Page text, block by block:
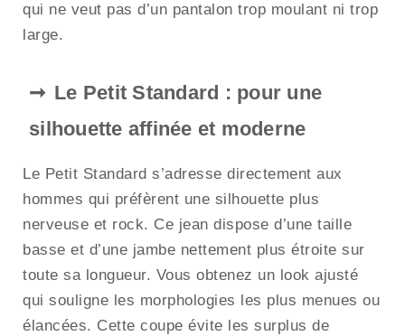
qui ne veut pas d’un pantalon trop moulant ni trop
large.
Le Petit Standard : pour une
silhouette affinée et moderne
Le Petit Standard s’adresse directement aux
hommes qui préfèrent une silhouette plus
nerveuse et rock. Ce jean dispose d’une taille
basse et d’une jambe nettement plus étroite sur
toute sa longueur. Vous obtenez un look ajusté
qui souligne les morphologies les plus menues ou
élancées. Cette coupe évite les surplus de